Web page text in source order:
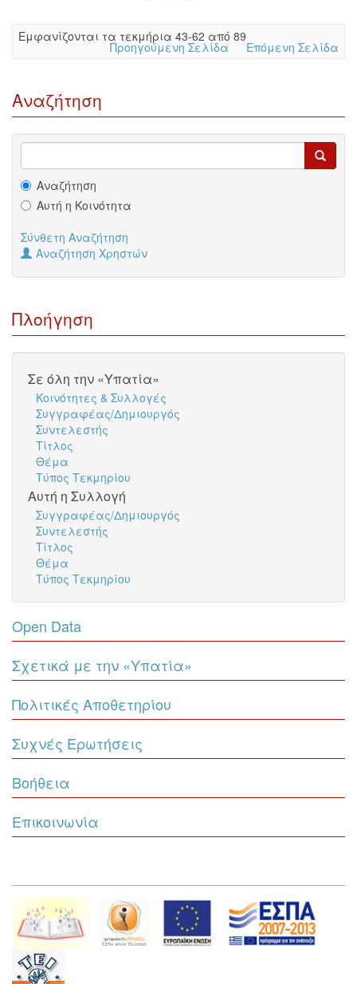
Eμφανίζονται τα τεκμήρια 43-62 από 89
Προηγούμενη Σελίδα Επόμενη Σελίδα
Αναζήτηση
Αναζήτηση
Αυτή η Κοινότητα
Σύνθετη Αναζήτηση
Αναζήτηση Χρηστών
Πλοήγηση
Σε όλη την «Υπατία»
Κοινότητες & Συλλογές
Συγγραφέας/Δημιουργός
Συντελεστής
Τίτλος
Θέμα
Τύπος Τεκμηρίου
Αυτή η Συλλογή
Συγγραφέας/Δημιουργός
Συντελεστής
Τίτλος
Θέμα
Τύπος Τεκμηρίου
Open Data
Σχετικά με την «Υπατία»
Πολιτικές Αποθετηρίου
Συχνές Ερωτήσεις
Βοήθεια
Επικοινωνία